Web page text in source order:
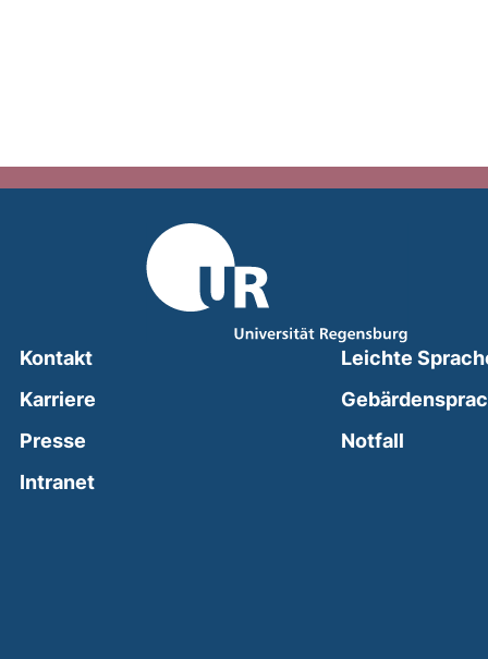
Kontakt
Karriere
Presse
Intranet(external link, opens in a new window)
Leichte
Notfall